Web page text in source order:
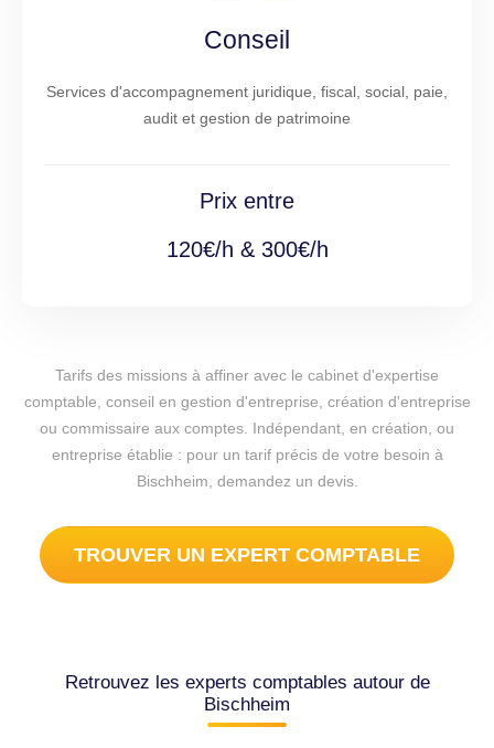
Conseil
Services d'accompagnement juridique, fiscal, social, paie,
audit et gestion de patrimoine
Prix entre
120€/h & 300€/h
Tarifs des missions à affiner avec le cabinet d'expertise
comptable, conseil en gestion d'entreprise, création d'entreprise
ou commissaire aux comptes. Indépendant, en création, ou
entreprise établie : pour un tarif précis de votre besoin à
Bischheim, demandez un devis.
TROUVER UN EXPERT COMPTABLE
Retrouvez les experts comptables autour de
Bischheim